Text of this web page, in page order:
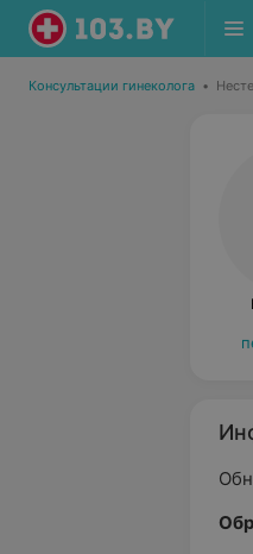
Консультации гинеколога •